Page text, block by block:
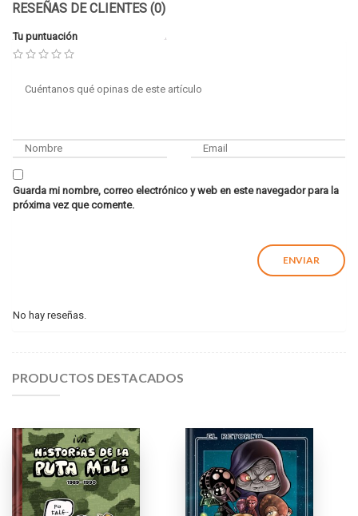
RESEÑAS DE CLIENTES (0)
Tu puntuación
Guarda mi nombre, correo electrónico y web en este navegador para la
próxima vez que comente.
No hay reseñas.
PRODUCTOS DESTACADOS